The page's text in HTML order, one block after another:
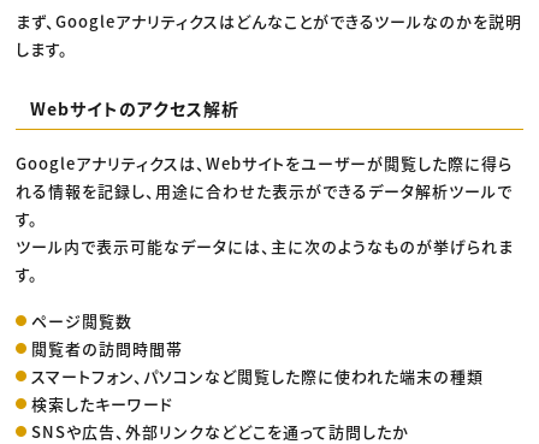
まず、Googleアナリティクスはどんなことができるツールなのかを説明
します。
Webサイトのアクセス解析
Googleアナリティクスは、Webサイトをユーザーが閲覧した際に得ら
れる情報を記録し、用途に合わせた表示ができるデータ解析ツールで
す。
ツール内で表示可能なデータには、主に次のようなものが挙げられま
す。
ページ閲覧数
閲覧者の訪問時間帯
スマートフォン、パソコンなど閲覧した際に使われた端末の種類
検索したキーワード
SNSや広告、外部リンクなどどこを通って訪問したか